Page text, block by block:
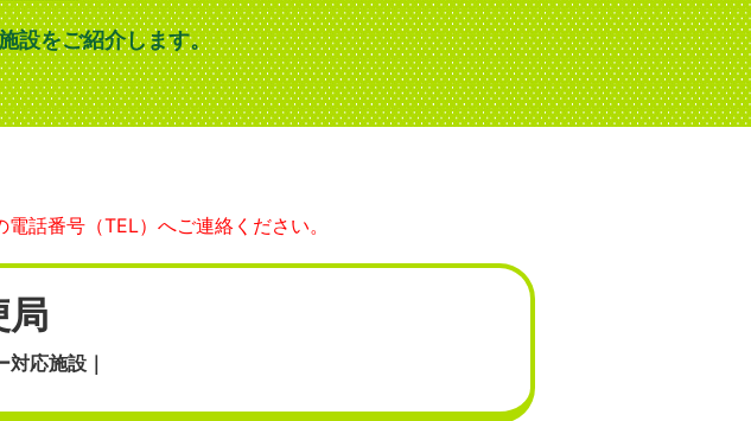
設をご紹介します。
話番号（TEL）へご連絡ください。
局
対応施設｜